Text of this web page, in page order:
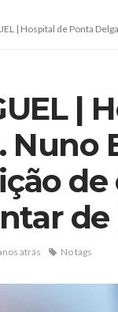
de Ponta Delgada. Nuno Barata
|
Nuno
de
atrás No tags